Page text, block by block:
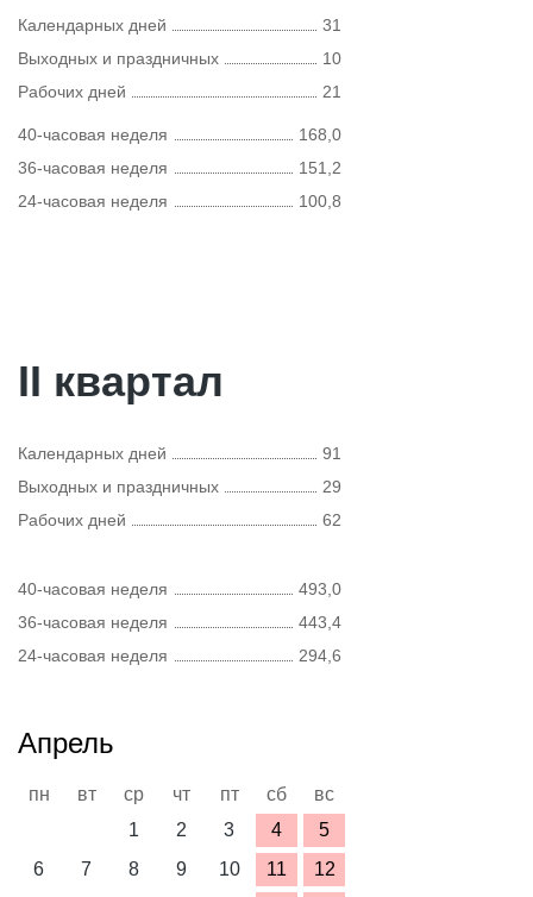
Календарных дней
31
Выходных и праздничных
10
Рабочих дней
21
40-часовая неделя
168,0
36-часовая неделя
151,2
24-часовая неделя
100,8
II квартал
Календарных дней
91
Выходных и праздничных
29
Рабочих дней
62
40-часовая неделя
493,0
36-часовая неделя
443,4
24-часовая неделя
294,6
Апрель
пн вт ср чт пт сб
вс
1
2 3 4
5
6
7 8 9 10 11
12